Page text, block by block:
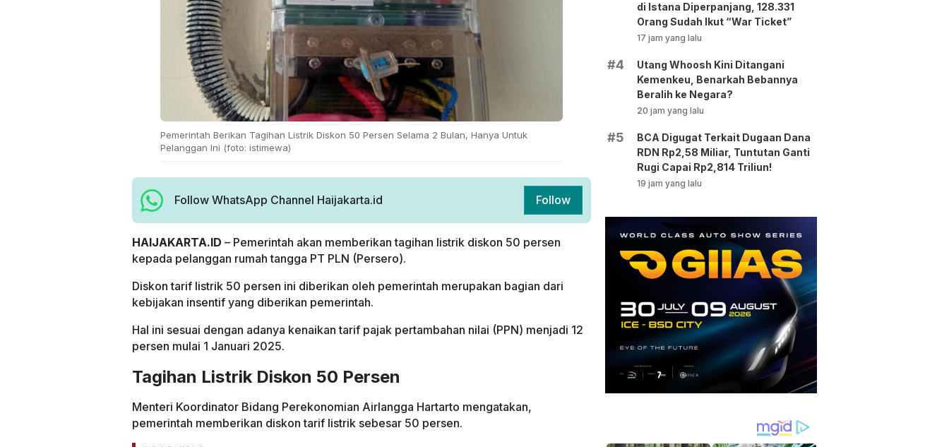
Pemerintah Berikan Tagihan Listrik Diskon 50 Persen Selama 2 Bulan, Hanya Untuk
Pelanggan Ini (foto: istimewa)
Follow WhatsApp Channel Haijakarta.id Follow
HAIJAKARTA.ID – Pemerintah akan memberikan tagihan listrik diskon 50 persen
kepada pelanggan rumah tangga PT PLN (Persero).
Diskon tarif listrik 50 persen ini diberikan oleh pemerintah merupakan bagian dari
kebijakan insentif yang diberikan pemerintah.
Hal ini sesuai dengan adanya kenaikan tarif pajak pertambahan nilai (PPN) menjadi 12
persen mulai 1 Januari 2025.
Tagihan Listrik Diskon 50 Persen
Menteri Koordinator Bidang Perekonomian Airlangga Hartarto mengatakan,
pemerintah memberikan diskon tarif listrik sebesar 50 persen.
di Istana Diperpanjang, 128.331
Orang Sudah Ikut “War Ticket”
17 jam yang lalu
#4
Utang Whoosh Kini Ditangani
Kemenkeu, Benarkah Bebannya
Beralih ke Negara?
20 jam yang lalu
#5
BCA Digugat Terkait Dugaan Dana
RDN Rp2,58 Miliar, Tuntutan Ganti
Rugi Capai Rp2,814 Triliun!
19 jam yang lalu